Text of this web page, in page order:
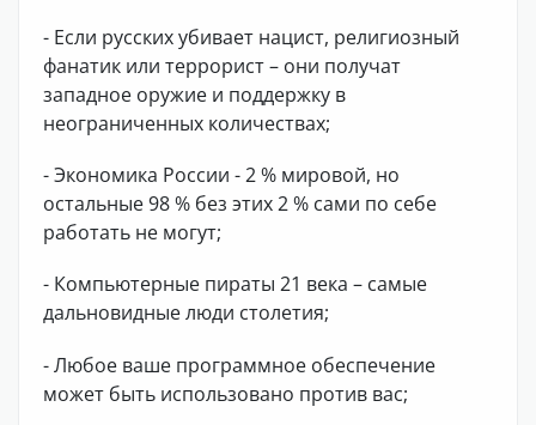
- Если русских убивает нацист, религиозный
фанатик или террорист – они получат
западное оружие и поддержку в
неограниченных количествах;
- Экономика России - 2 % мировой, но
остальные 98 % без этих 2 % сами по себе
работать не могут;
- Компьютерные пираты 21 века – самые
дальновидные люди столетия;
- Любое ваше программное обеспечение
может быть использовано против вас;